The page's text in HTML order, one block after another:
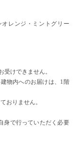
レンジ・ミントグリー
受けできません。
物内へのお届けは、1階
おりません。
身で行っていただく必要